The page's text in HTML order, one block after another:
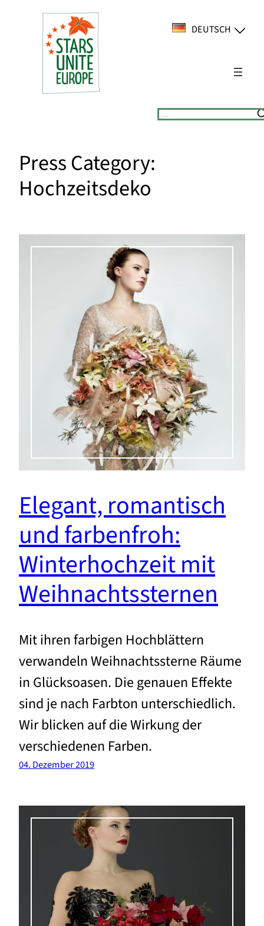
DEUTSCH
Suchen
Press Category:
Hochzeitsdeko
Elegant, romantisch
und farbenfroh:
Winterhochzeit mit
Weihnachtssternen
Mit ihren farbigen Hochblättern
verwandeln Weihnachtssterne Räume
in Glücksoasen. Die genauen Effekte
sind je nach Farbton unterschiedlich.
Wir blicken auf die Wirkung der
verschiedenen Farben.
04. Dezember 2019